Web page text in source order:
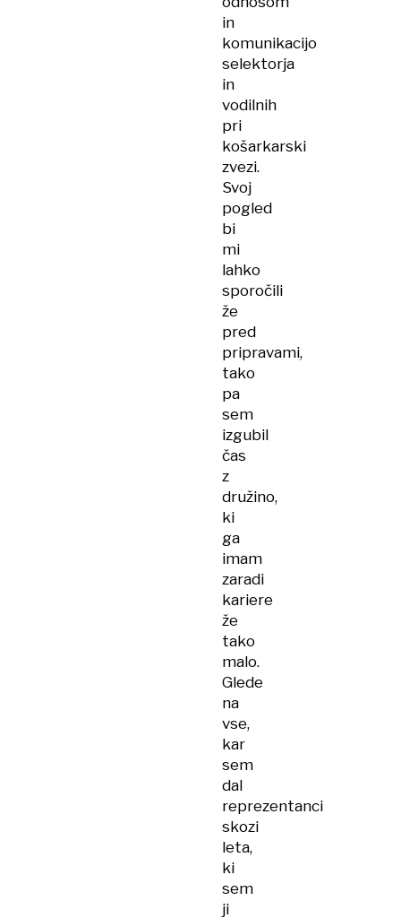
in
komunikacijo
selektorja
in
vodilnih
pri
košarkarski
zvezi.
Svoj
pogled
bi
mi
lahko
sporočili
že
pred
pripravami,
tako
pa
sem
izgubil
čas
z
družino,
ki
ga
imam
zaradi
kariere
že
tako
malo.
Glede
na
vse,
kar
sem
dal
reprezentanci
skozi
leta,
ki
sem
ji